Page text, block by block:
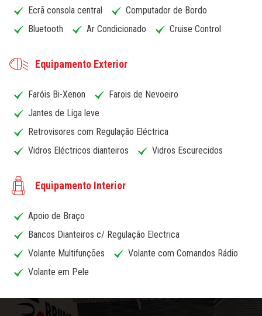
Ecrã consola central
Computador de Bordo
Bluetooth
Ar Condicionado Cruise Control
Equipamento Exterior
Faróis Bi-Xenon
Farois de Nevoeiro
Jantes de Liga leve
Retrovisores com Regulação Eléctrica
Vidros Eléctricos dianteiros
Vidros Escurecidos
Equipamento Interior
Apoio de Braço
Bancos Dianteiros c/ Regulação Electrica
Volante Multifunções
Volante com Comandos Rádio
Volante em Pele